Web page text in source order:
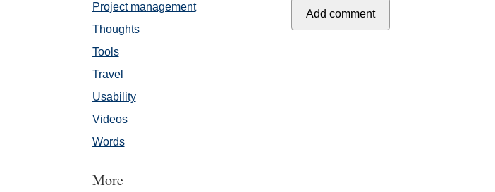
Project management
Thoughts
Tools
Travel
Usability
Videos
Words
More